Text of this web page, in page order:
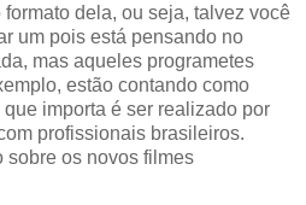
formato dela, ou seja, talvez você
um pois está pensando no
mas aqueles programetes
estão contando como
importa é ser realizado por
profissionais brasileiros.
sobre os novos filmes